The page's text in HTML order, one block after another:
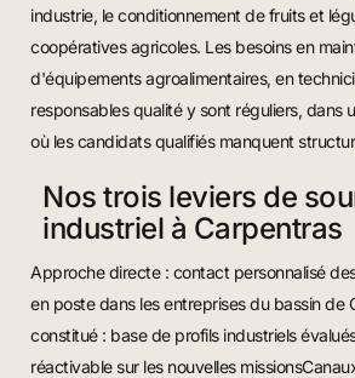
industrie, le conditionnement de fruits et
coopératives agricoles. Les besoins en
d'équipements agroalimentaires, en
responsables qualité y sont réguliers, dans
où les candidats qualifiés manquent
Nos trois leviers de
industriel à Carpentras
Approche directe : contact personnalisé
en poste dans les entreprises du bassin de
constitué : base de profils industriels
réactivable sur les nouvelles